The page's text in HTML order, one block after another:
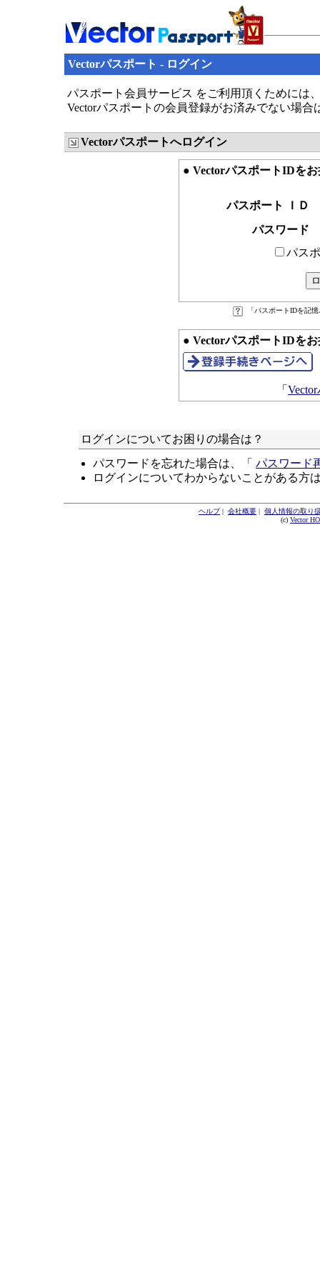
Vectorパスポート - ログイン
パスポート会員サービス をご利用頂くためには
Vectorパスポートの会員登録がお済みでない場
Vectorパスポートへログイン
● VectorパスポートIDを
パスポート ＩＤ
パスワード
パス
「パスポートIDを記
● VectorパスポートIDを
「
ログインについてお困りの場合は？
パスワードを忘れた場合は、「 パスワード
ログインについてわからないことがある方
ヘルプ| 会社概要 | 個人情報の取り
(c) Vector